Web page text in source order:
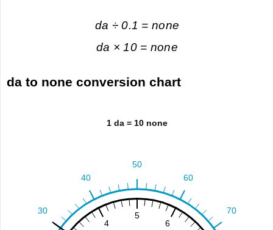
da ÷ 0.1 = none
da × 10 = none
da to none conversion chart